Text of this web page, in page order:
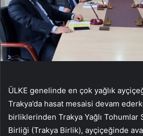
ÜLKE genelinde en çok yağlık
Trakya’da hasat mesaisi devam
birliklerinden Trakya Yağlı Tohumlar
Birliği (Trakya Birlik), ayçiçeğinde